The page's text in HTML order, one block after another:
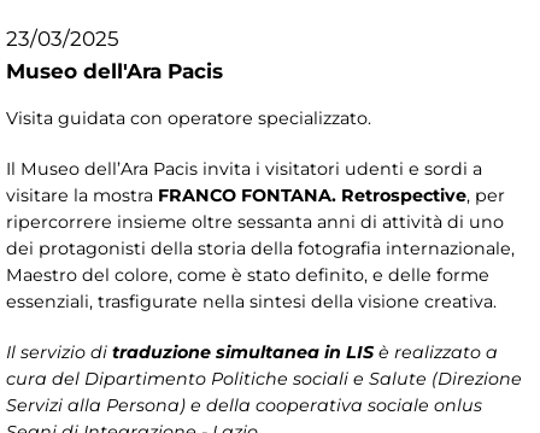
23/03/2025
Museo dell'Ara Pacis
Visita guidata con operatore specializzato.
Il Museo dell’Ara Pacis invita i visitatori udenti e sordi a
visitare la mostra FRANCO FONTANA. Retrospective, per
ripercorrere insieme oltre sessanta anni di attività di uno
dei protagonisti della storia della fotografia internazionale,
Maestro del colore, come è stato definito, e delle forme
essenziali, trasfigurate nella sintesi della visione creativa.
Il servizio di traduzione simultanea in LIS è realizzato a
cura del Dipartimento Politiche sociali e Salute (Direzione
Servizi alla Persona) e della cooperativa sociale onlus